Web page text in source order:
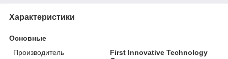
Характеристики
Основные
Производитель
First Innovative Technology